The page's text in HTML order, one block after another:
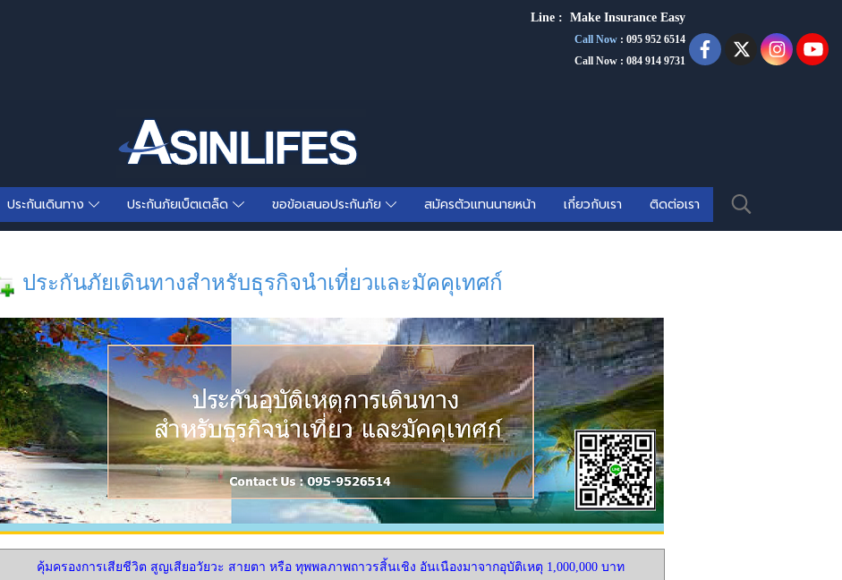
Line : Make Insurance Easy
Call Now : 095 952 6514
Call Now : 084 914 9731
ประกันเดินทาง ประกันภัยเบ็ตเตล็ด ขอข้อเสนอประกันภัย สมัครตัวแทนนายหน้า เกี่ยวกับเรา ติดต่อเรา
ประกันภัยเดินทางสำหรับธุรกิจนำเที่ยวและมัคคุเทศก์
คุ้มครองการเสียชีวิต สูญเสียอวัยวะ สายตา หรือ ทุพพลภาพถาวรสิ้นเชิง อันเนืองมาจากอุบัติเหตุ 1,000,000 บาท